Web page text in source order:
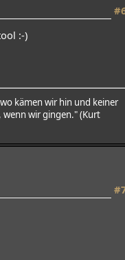
:-)
kämen wir hin und keiner
wenn wir gingen." (Kurt